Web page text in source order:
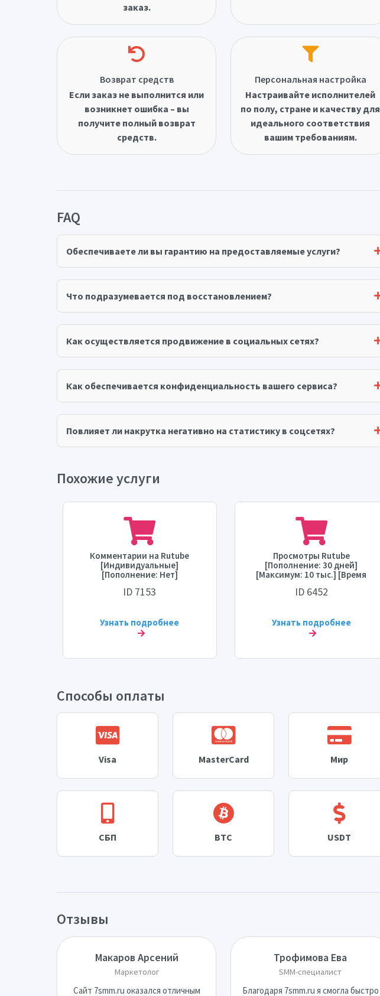
заказ.
Возврат средств
Если заказ не выполнится или
возникнет ошибка – вы
получите полный возврат
средств.
Персональная настройка
Настраивайте исполнителей
по полу, стране и качеству для
идеального соответствия
вашим требованиям.
FAQ
Обеспечиваете ли вы гарантию на предоставляемые услуги?
Что подразумевается под восстановлением?
Как осуществляется продвижение в социальных сетях?
Как обеспечивается конфиденциальность вашего сервиса?
Повлияет ли накрутка негативно на статистику в соцсетях?
Похожие услуги
Комментарии на Rutube
[Индивидуальные]
[Пополнение: Нет]
[Максимум: 1K] [Время
начала: 0-6 часов] [Скорость:
ID 7153
Узнать подробнее
Просмотры Rutube
[Пополнение: 30 дней]
[Максимум: 10 тыс.] [Время
старта: 1 час] [Скорость: 8
тыс./день]
ID 6452
Узнать подробнее
Способы оплаты
Visa MasterCard Мир
СБП BTC USDT
Отзывы
Макаров Арсений
Маркетолог
Сайт 7smm.ru оказался отличным
Трофимова Ева
SMM-специалист
Благодаря 7smm.ru я смогла быстро